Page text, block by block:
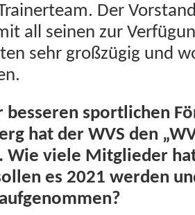
Der
all seinen zur
sehr großzügig und
besseren sportlichen
hat der WVS den
Wie viele Mit­glieder
es 2021 wer­den